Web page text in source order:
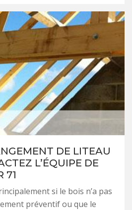
DE LITEAU
L’ÉQUIPE DE
71
si le bois n’a pas
préventif ou que le